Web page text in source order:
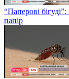
“Паперові
папір